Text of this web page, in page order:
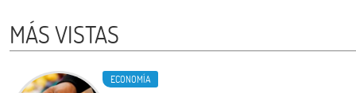
MÁS VISTAS
ECONOMÍA